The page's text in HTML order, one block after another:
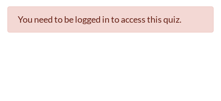
You need to be logged in to access this quiz.